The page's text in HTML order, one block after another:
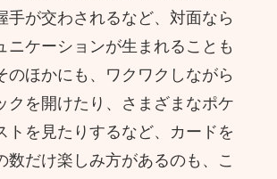
手が交わされるなど、対面なら
ニケーションが生まれることも
のほかにも、ワクワクしながら
クを開けたり、さまざまなポケ
トを見たりするなど、カードを
数だけ楽しみ方があるのも、こ